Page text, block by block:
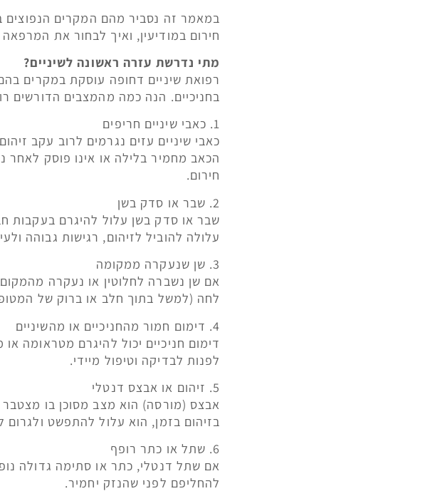
במאמר זה נסביר מהם המקרים הנפוצים
חירום במודיעין, ואיך לבחור את
מתי נדרשת עזרה ראשונה לשיניים?
רפואת שיניים דחופה עוסקת במקרים
בחניכיים. הנה כמה מהמצבים הדורשים
1. כאבי שיניים חריפים
כאבי שיניים עזים נגרמים לרוב עקב
הכאב מחמיר בלילה או אינו פוסק לאחר
חירום.
2. שבר או סדק בשן
שבר או סדק בשן עלול להיגרם בעקבות
עלולה להוביל לזיהום, רגישות גבוהה
3. שן שנעקרה ממקומה
אם שן נשברה לחלוטין או נעקרה
לחה (למשל בתוך חלב או ברוק של
4. דימום חמור מהחניכיים או מהשיניים
דימום חניכיים יכול להיגרם מטראומה
לפנות לבדיקה וטיפול מיידי.
5. זיהום או אבצס דנטלי
אבצס (מורסה) הוא מצב מסוכן בו
בזיהום בזמן, הוא עלול להתפשט ולגרום
6. שתל או כתר רופף
אם שתל דנטלי, כתר או סתימה גדולה
להחליפם לפני שהנזק יחמיר.